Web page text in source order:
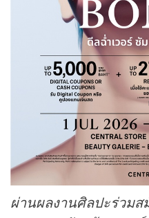
ผ่านผลงานศิลปะร่วม